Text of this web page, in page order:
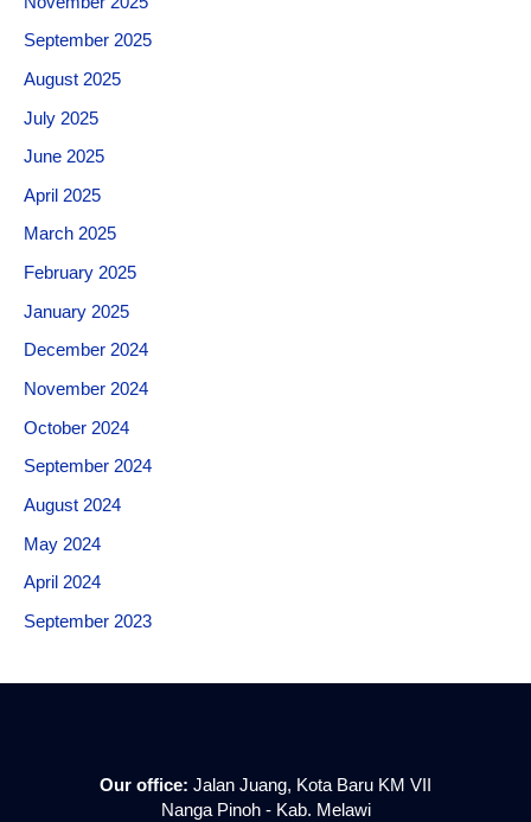
September 2025
August 2025
July 2025
June 2025
April 2025
March 2025
February 2025
January 2025
December 2024
November 2024
October 2024
September 2024
August 2024
May 2024
April 2024
September 2023
Our office: Jalan Juang, Kota Baru KM VII
Nanga Pinoh - Kab. Melawi